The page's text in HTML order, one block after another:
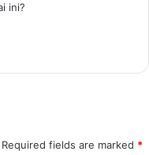
ini?
Required fields are marked *